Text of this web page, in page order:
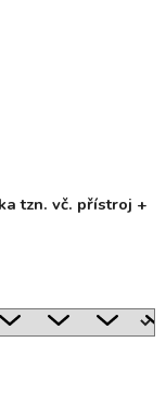
tzn. vč. přístroj +